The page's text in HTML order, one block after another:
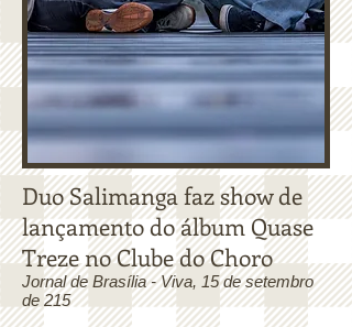
Duo Salimanga faz show de
lançamento do álbum Quase
Treze no Clube do Choro
Jornal de Brasília - Viva, 15 de setembro
de 215